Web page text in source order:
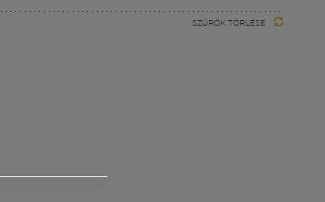
SZŰRŐK TÖRLÉSE